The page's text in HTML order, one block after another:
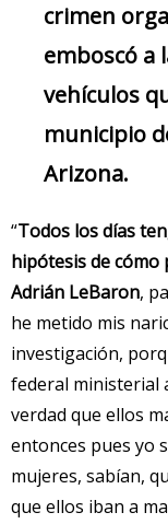
crimen
emboscó a
vehículos
municipio
Arizona.
“Todos los días
hipótesis de cómo
Adrián LeBaron,
he metido mis
investigación,
federal ministerial
verdad que ellos
entonces pues yo
mujeres, sabían,
que ellos iban a